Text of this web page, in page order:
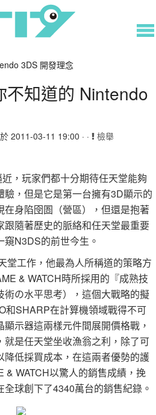
3DS 開發理念
不知道的 Nintendo
2011-03-11 19:00 · · 檢舉
，玩家們都十分期待任天堂能夠
，但是它是第一台擁有3D顯示的
身陷囹圄（營區），但還是抱著
隨著歷史的脈絡和任天堂最重要
N3DS的前世今生。
堂工作，他最為人所稱道的策略方
& WATCH時所採用的『成熟技
の水平思考），這個大戰略的擬
和SHARP在計算機領域戰得不可
示器這兩樣元件間展開價格戰，
是任天堂坐收漁翁之利，除了可
低採買成本，在這兩者優勢的護
& WATCH以驚人的銷售成績，挽
球創下了4340萬台的銷售紀錄。